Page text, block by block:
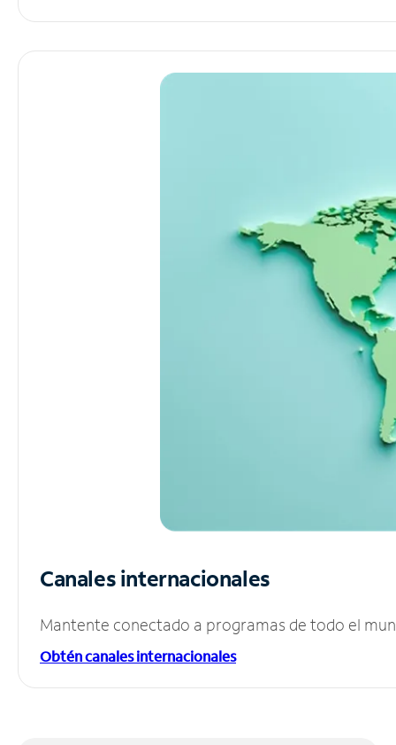
Canales internacionales
Mantente conectado a programas de todo el
Obtén canales internacionales